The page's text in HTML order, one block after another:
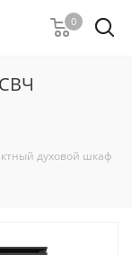
0
духовой шкаф